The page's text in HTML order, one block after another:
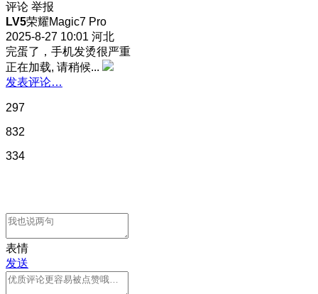
评论 举报
LV5荣耀Magic7 Pro
2025-8-27 10:01 河北
完蛋了，手机发烫很严重
正在加载, 请稍候...
发表评论…
297
832
334
表情
发送